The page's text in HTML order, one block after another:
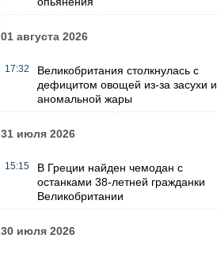
01 августа 2026
17:32
Великобритания столкнулась с
дефицитом овощей из-за засухи и
аномальной жары
31 июля 2026
15:15
В Греции найден чемодан с
останками 38-летней гражданки
Великобритании
30 июля 2026